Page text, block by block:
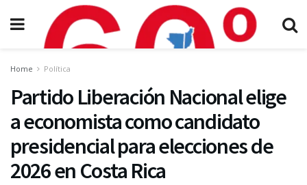
Home Política
Partido Liberación Nacional elige
a economista como candidato
presidencial para elecciones de
2026 en Costa Rica